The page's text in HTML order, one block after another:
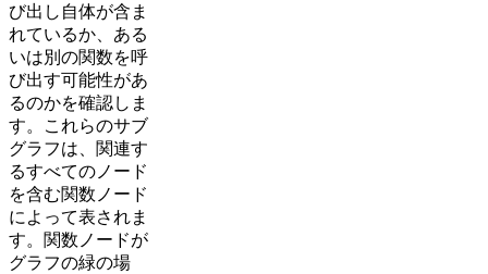
び出し自体が含ま
れているか、ある
いは別の関数を呼
び出す可能性があ
るのかを確認しま
す。これらのサブ
グラフは、関連す
るすべてのノード
を含む関数ノード
によって表されま
す。関数ノードが
グラフの緑の場